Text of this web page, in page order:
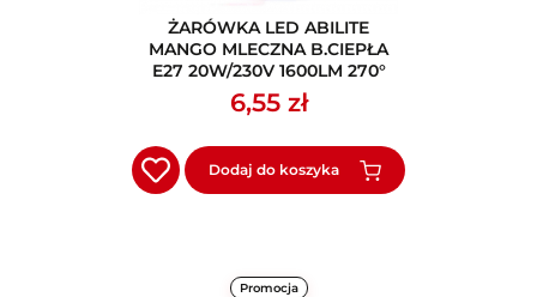
ŻARÓWKA LED ABILITE
MANGO MLECZNA B.CIEPŁA
E27 20W/230V 1600LM 270°
M70
6,55 zł
Dodaj do koszyka
Promocja